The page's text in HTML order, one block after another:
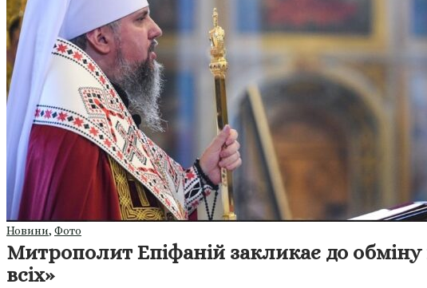
Новини, Фото
Митрополит Епіфаній закликає до
всіх»